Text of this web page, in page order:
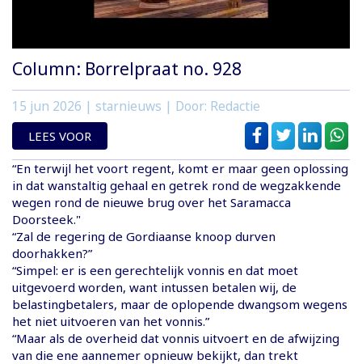
Column: Borrelpraat no. 928
15 jun 2026 | starnieuws | Door: Redactie
LEES VOOR
“En terwijl het voort regent, komt er maar geen oplossing
in dat wanstaltig gehaal en getrek rond de wegzakkende
wegen rond de nieuwe brug over het Saramacca
Doorsteek."
“Zal de regering de Gordiaanse knoop durven
doorhakken?”
“Simpel: er is een gerechtelijk vonnis en dat moet
uitgevoerd worden, want intussen betalen wij, de
belastingbetalers, maar de oplopende dwangsom wegens
het niet uitvoeren van het vonnis.”
“Maar als de overheid dat vonnis uitvoert en de afwijzing
van die ene aannemer opnieuw bekijkt, dan trekt